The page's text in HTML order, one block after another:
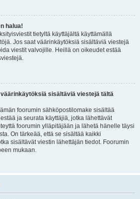
halua!
tietyltä käyttäjältä käyttämällä
Jos saat väärinkäytöksiä sisältäviä viestejä
viestit valvojille. Heillä on oikeudet estää
sisältäviä viestejä tältä
foorumin sähköpostilomake sisältää
ja seurata käyttäjiä, jotka lähettävät
foorumin ylläpitäjään ja lähetä hänelle täysi
On tärkeää, että se sisältää kaikki
sisältävät viestin lähettäjän tiedot. Foorumin
mukaan.